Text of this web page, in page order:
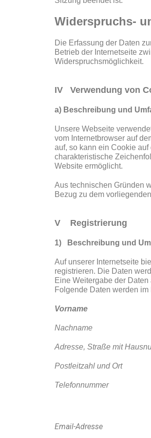
Widerspruchs-
Die Erfassung der Daten
Betrieb der Internetseite
Widerspruchsmöglichkeit.
IV Verwendung von
a) Beschreibung und
Unsere Webseite
vom Internetbrowser auf
auf, so kann ein Cookie
charakteristische
Website ermöglicht.
Aus technischen Gründen
Bezug zu dem
V Registrierung
1) Beschreibung und
Auf unserer Internetseite
registrieren. Die Daten
Eine Weitergabe der
Folgende Daten werden
Vorname
Nachname
Adresse, Straße mit
Postleitzahl und Ort
Telefonnummer
Email-Adresse